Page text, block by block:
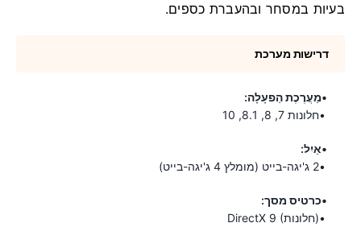
בעיות במסחר ובהעברת כספים.
דרישות מערכת
מַעֲרֶכֶת הַפעָלָה:
חלונות 7, 8, 8.1, 10
אַיִל:
2 ג'יגה-בייט (מומלץ 4 ג'יגה-בייט)
כרטיס מסך:
DirectX 9 (חלונות)